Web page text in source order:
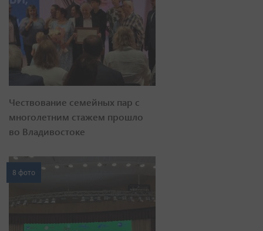
Чествование семейных пар с
многолетним стажем прошло
во Владивостоке
8 фото